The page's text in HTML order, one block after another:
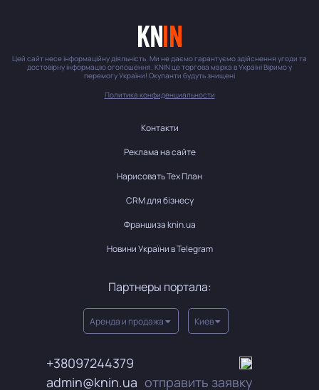
Цей сайт несе інформаційну діяльність. Ми не даємо гарантуємо здійснення угоди та
достовірну інформацію оголошення. KNIN це торгова марка в Україні Віримо у
перемогу України! Окупанти будуть знищені
Политика конфиденциальности
Контакти
Реклама на сайте
Нарисовать Тех План
CRM для бізнесу
Франшиза knin.ua
Новини України в Telegram
Партнеры портала:
Аренда и продажа Киев
+38097244379
admin@knin.ua отправить заявку